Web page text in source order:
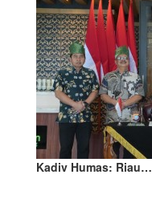
Kadiv Humas: Riau…